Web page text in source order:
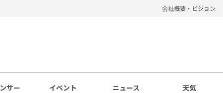
会社概要・ビジョン
サー イベント ニュース 天気